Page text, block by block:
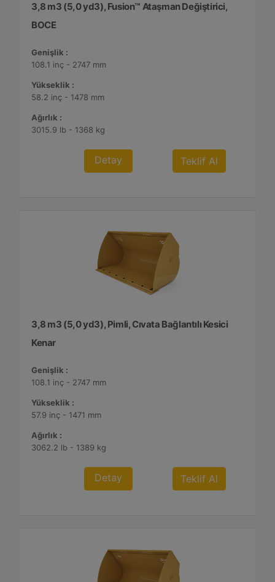
3,8 m3 (5,0 yd3), Fusion™ Ataşman Değiştirici,
BOCE
Genişlik :
108.1 inç - 2747 mm
Yükseklik :
58.2 inç - 1478 mm
Ağırlık :
3015.9 lb - 1368 kg
Detay Teklif Al
3,8 m3 (5,0 yd3), Pimli, Cıvata Bağlantılı Kesici
Kenar
Genişlik :
108.1 inç - 2747 mm
Yükseklik :
57.9 inç - 1471 mm
Ağırlık :
3062.2 lb - 1389 kg
Detay Teklif Al